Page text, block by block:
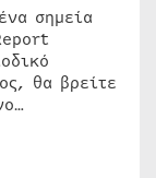
σημεία
θα βρείτε